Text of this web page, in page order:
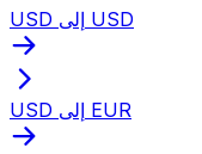
USD إلى USD
USD إلى EUR